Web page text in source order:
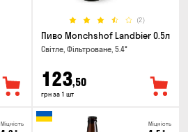
(2)
Пиво Monchshof Landbier 0.5л
Світле, Фільтроване, 5.4°
123,50
грн за 1 шт
Міцність Міцність